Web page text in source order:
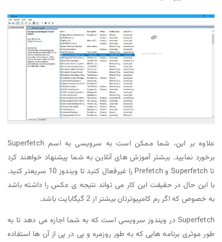
علاوه بر این، شما ممکن است به سرویسی به اسم Superfetch
برخورد نمایید. بیشتر آموزش های آنلاین به شما پیشنهاد خواهند کرد
تا Superfetch و Prefetch را غیرفعال کنید تا ویندوز 10 سریعتر کنید.
با این حال در حقیقت این کار می تواند نتیجه ی عکس را داشته باشد
به خصوص که اگر رم کامپیوترتان بیشتر از 2 گیگابایت باشد.
Superfetch در ویندوز سرویسی است که به شما اجازه می دهد تا به
طور موثری برنامه هایی که به طور روزمره و پی در پی از آن ها استفاده